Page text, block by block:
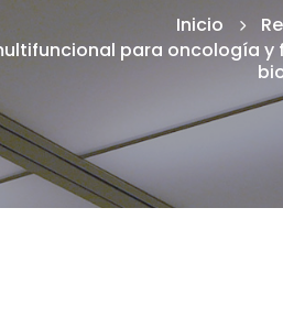
Inicio
para oncología y